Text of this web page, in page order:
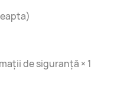
de siguranță × 1